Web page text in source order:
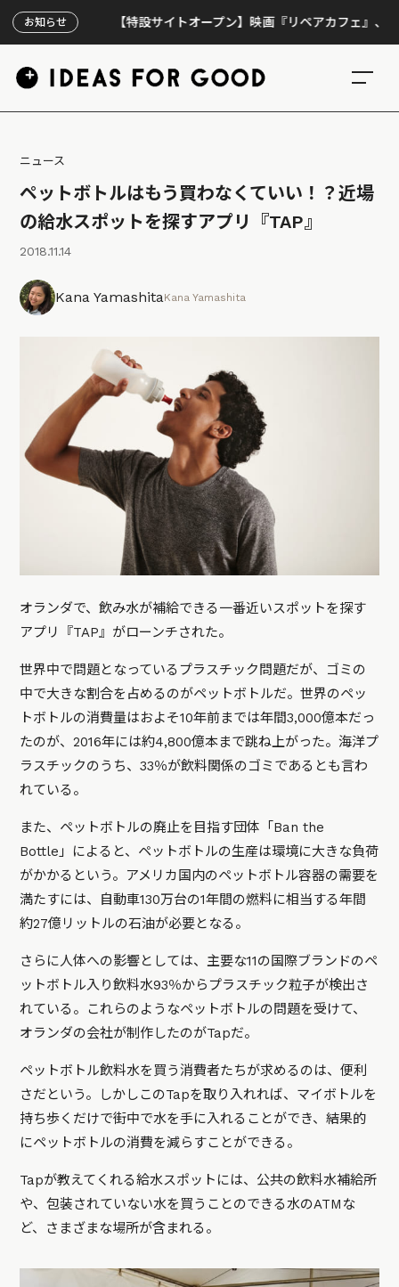
お知らせ【特設サイトオープン】映画『リペアカフェ』、上映300回
ニュース
ペットボトルはもう買わなくていい！？近場
の給水スポットを探すアプリ『TAP』
2018.11.14
Kana YamashitaKana Yamashita
オランダで、飲み水が補給できる一番近いスポットを探す
アプリ『TAP』がローンチされた。
世界中で問題となっているプラスチック問題だが、ゴミの
中で大きな割合を占めるのがペットボトルだ。世界のペッ
トボトルの消費量はおよそ10年前までは年間3,000億本だっ
たのが、2016年には約4,800億本まで跳ね上がった。海洋プ
ラスチックのうち、33％が飲料関係のゴミであるとも言わ
れている。
また、ペットボトルの廃止を目指す団体「Ban the
Bottle」によると、ペットボトルの生産は環境に大きな負荷
がかかるという。アメリカ国内のペットボトル容器の需要を
満たすには、自動車130万台の1年間の燃料に相当する年間
約27億リットルの石油が必要となる。
さらに人体への影響としては、主要な11の国際ブランドのペ
ットボトル入り飲料水93％からプラスチック粒子が検出さ
れている。これらのようなペットボトルの問題を受けて、
オランダの会社が制作したのがTapだ。
ペットボトル飲料水を買う消費者たちが求めるのは、便利
さだという。しかしこのTapを取り入れれば、マイボトルを
持ち歩くだけで街中で水を手に入れることができ、結果的
にペットボトルの消費を減らすことができる。
Tapが教えてくれる給水スポットには、公共の飲料水補給所
や、包装されていない水を買うことのできる水のATMな
ど、さまざまな場所が含まれる。